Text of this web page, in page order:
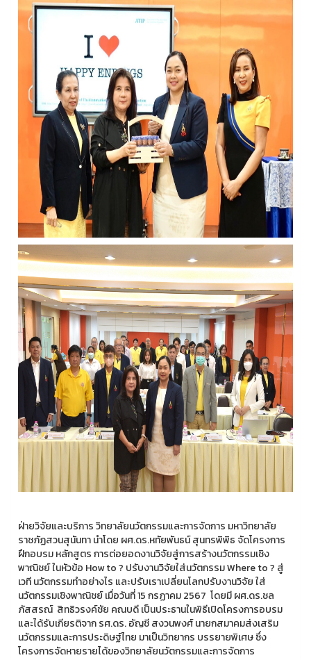
ฝ่ายวิจัยและบริการ วิทยาลัยนวัตกรรมและการจัดการ มหาวิทยาลัย
ราชภัฏสวนสุนันทา นำโดย ผศ.ดร.หทัยพันธน์ สุนทรพิพิธ จัดโครงการ
ฝึกอบรม หลักสูตร การต่อยอดงานวิจัยสู่การสร้างนวัตกรรมเชิง
พาณิชย์ ในหัวข้อ How to ? ปรับงานวิจัยใส่นวัตกรรม Where to ? สู่
เวที นวัตกรรมทำอย่างไร และปรับเราเปลี่ยนโลกปรับงานวิจัย ใส่
นวัตกรรมเชิงพาณิชย์ เมื่อวันที่ 15 กรฏาคม 2567 โดยมี ผศ.ดร.ชล
ภัสสรณ์ สิทธิวรงค์ชัย คณบดี เป็นประธานในพิธีเปิดโครงการอบรม
และได้รับเกียรติจาก รศ.ดร. อัญชี สงวนพงศ์ นายกสมาคมส่งเสริม
นวัตกรรมและการประดิษฐ์ไทย มาเป็นวิทยากร บรรยายพิเศษ ซึ่ง
โครงการจัดหายรายได้ของวิทยาลัยนวัตกรรมและการจัดการ